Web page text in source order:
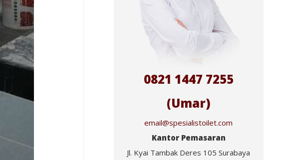
0821 1447 7255
(Umar)
email@spesialistoilet.com
Kantor Pemasaran
Jl. Kyai Tambak Deres 105 Surabaya